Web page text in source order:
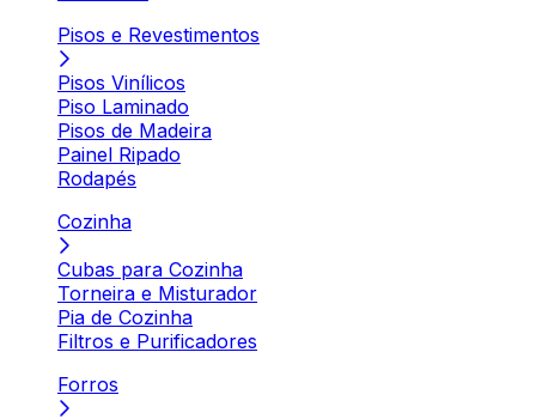
Pisos e Revestimentos
Pisos Vinílicos
Piso Laminado
Pisos de Madeira
Painel Ripado
Rodapés
Cozinha
Cubas para Cozinha
Torneira e Misturador
Pia de Cozinha
Filtros e Purificadores
Forros